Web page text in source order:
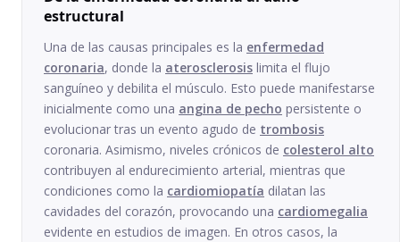
estructural
Una de las causas principales es la enfermedad
coronaria, donde la aterosclerosis limita el flujo
sanguíneo y debilita el músculo. Esto puede manifestarse
inicialmente como una angina de pecho persistente o
evolucionar tras un evento agudo de trombosis
coronaria. Asimismo, niveles crónicos de colesterol alto
contribuyen al endurecimiento arterial, mientras que
condiciones como la cardiomiopatía dilatan las
cavidades del corazón, provocando una cardiomegalia
evidente en estudios de imagen. En otros casos, la